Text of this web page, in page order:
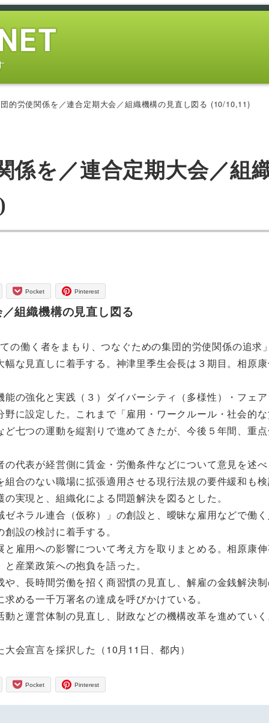
的労使関係を／連合定期大会／組織機構の見直し図る (10/10,11)
係を／連合定期大会／組
Pocket Pinterest
組織機構の見直し図る
働く者をまもり、つなぐための集団的労使関係の追求
な見直しに着手する。神津里季生会長は３期目。相原
の強化と実践（３）ダイバーシティ（多様性）・フェ
に設定した。これまで「雇用・ワークルール・社会的
七つの運動を縦割りで進めてきたが、今後５年間、重
代表が経営側に賃金・労働条件などについて意見を述
合のない職場に拡張適用させる現行法規の要件緩和も
実現と、組織化による問題解決を図るとした。
ネラル連合（仮称）」の創設と、曖昧な雇用などで働
設の検討に着手する。
雇用への影響について考え方を取りまとめる。相原康
産業政策への抱負を語った。
、長時間労働を招く商習慣の見直し、解雇の金銭解決
める一千万署名の達成を呼びかけている。
と運営体制の見直し、財政などの機構改革を進めてい
会宣言を採択した（10月11日、都内）
Pocket Pinterest